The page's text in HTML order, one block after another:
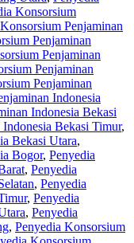
Konsorsium
Penjaminan
Penjaminan
Penjaminan
Penjaminan
Penjaminan
Indonesia
Indonesia Bekasi
Bekasi Timur,
Bekasi Utara,
Bogor, Penyedia
, Penyedia
, Penyedia
, Penyedia
, Penyedia
, Penyedia Konsorsium